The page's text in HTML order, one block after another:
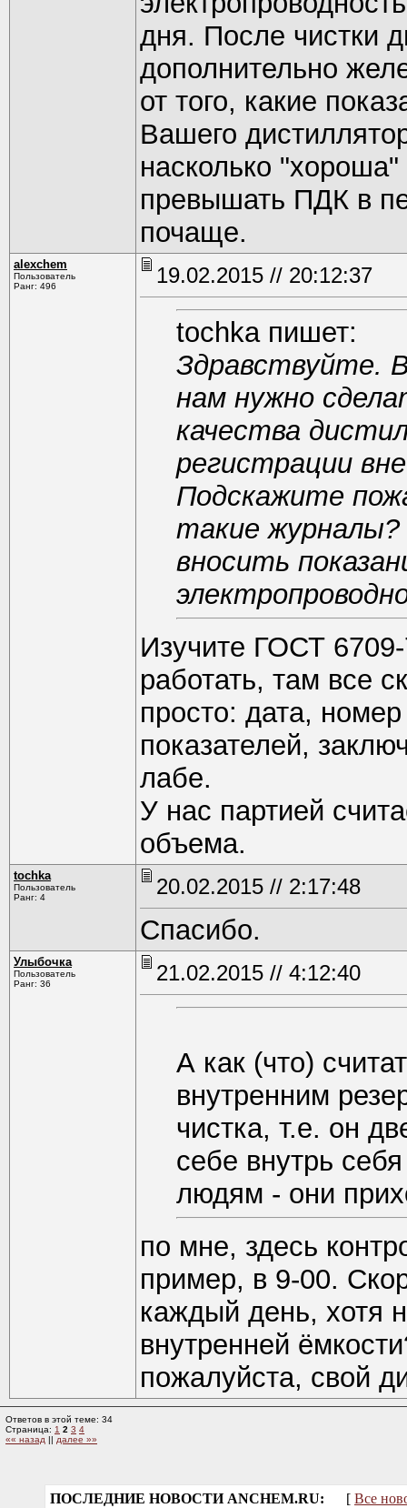
дня. После чистки
дополнительно
от того, какие
Вашего
насколько
превышать ПДК в
почаще.
alexchem
Пользователь
Ранг: 496
19.02.2015 // 20:12:37
tochka пишет:
Здравствуйте.
нам нужно
качества
регистрации
Подскажите
такие журналы?
вносить
Изучите ГОСТ
работать, там все
просто: дата,
показателей,
лабе.
У нас партией
объема.
tochka
Пользователь
Ранг: 4
20.02.2015 // 2:17:48
Спасибо.
Улыбочка
Пользователь
Ранг: 36
21.02.2015 // 4:12:40
А как (что)
внутренним
чистка, т.е. он
себе внутрь
людям - они
по мне, здесь
пример, в 9-00.
каждый день, хотя
внутренней
пожалуйста, свой
Ответов в этой теме: 34
Страница: 1 2 3 4
«« назад || далее »»
ПОСЛЕДНИЕ НОВОСТИ ANCHEM.RU: [ Все